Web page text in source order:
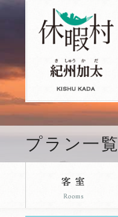
プラン一覧